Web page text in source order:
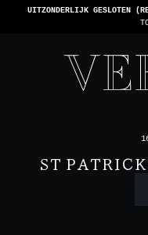
WE ZIJN CASHLESS -
1
ST